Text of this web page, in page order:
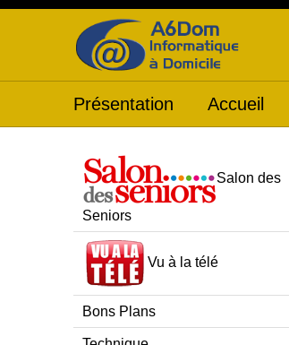
Présentation Accueil
Salon des
Seniors
Vu à la télé
Bons Plans